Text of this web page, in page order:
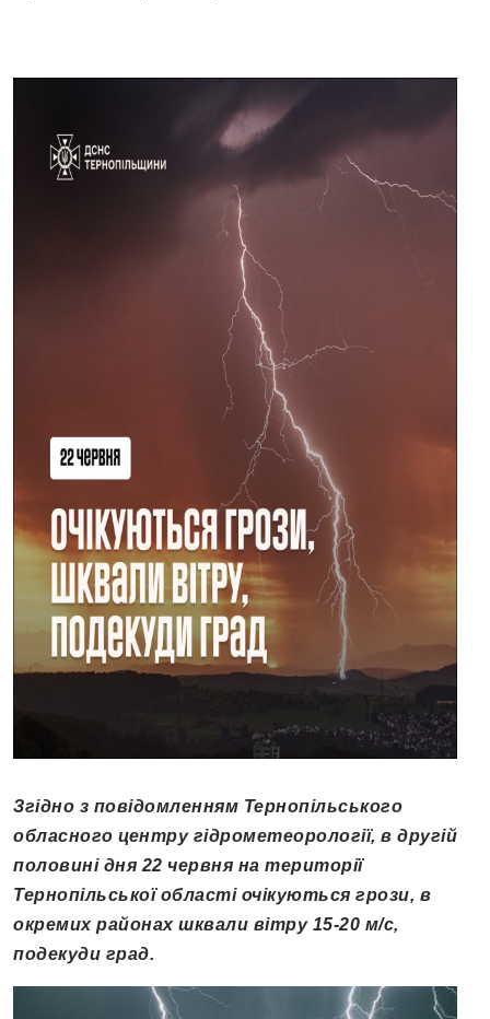
Згідно з повідомленням Тернопільського
обласного центру гідрометеорології, в другій
половині дня 22 червня на території
Тернопільської області очікуються грози, в
окремих районах шквали вітру 15-20 м/с,
подекуди град.